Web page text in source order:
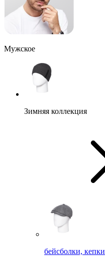
Мужское
Зимняя коллекция
бейсболки, кепки